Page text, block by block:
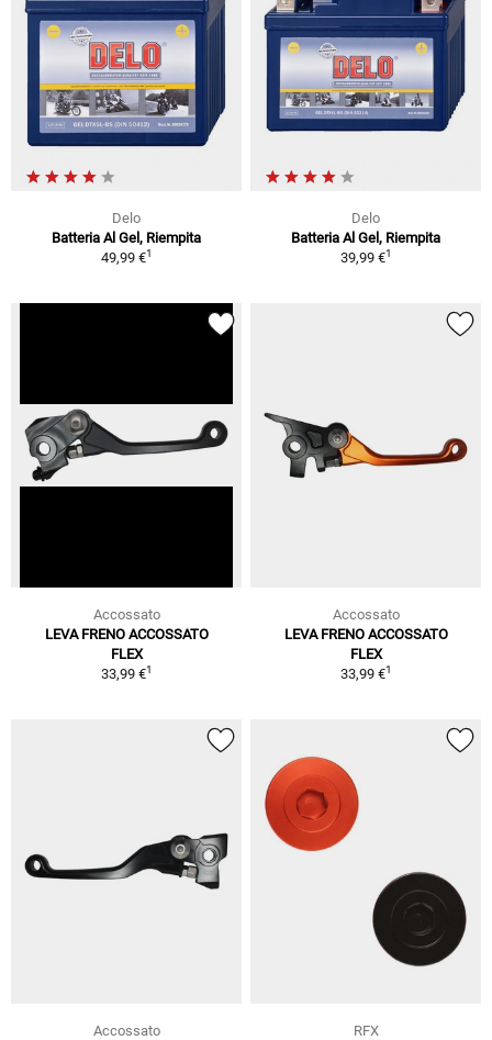
Delo
Batteria Al Gel, Riempita
49,99 €1
Delo
Batteria Al Gel, Riempita
39,99 €1
Accossato
LEVA FRENO ACCOSSATO
FLEX
33,99 €1
Accossato
LEVA FRENO ACCOSSATO
FLEX
33,99 €1
Accossato
RFX